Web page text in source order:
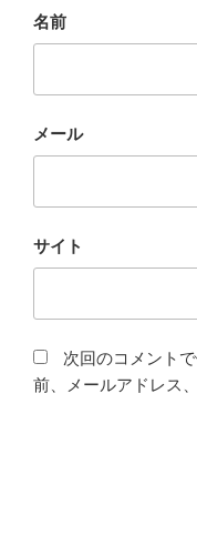
名前
メール
サイト
次回のコメント
前、メールアドレス